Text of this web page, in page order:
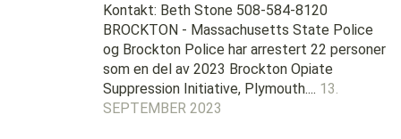
Kontakt: Beth Stone 508-584-8120
BROCKTON - Massachusetts State Police
og Brockton Police har arrestert 22 personer
som en del av 2023 Brockton Opiate
Suppression Initiative, Plymouth.... 13.
SEPTEMBER 2023